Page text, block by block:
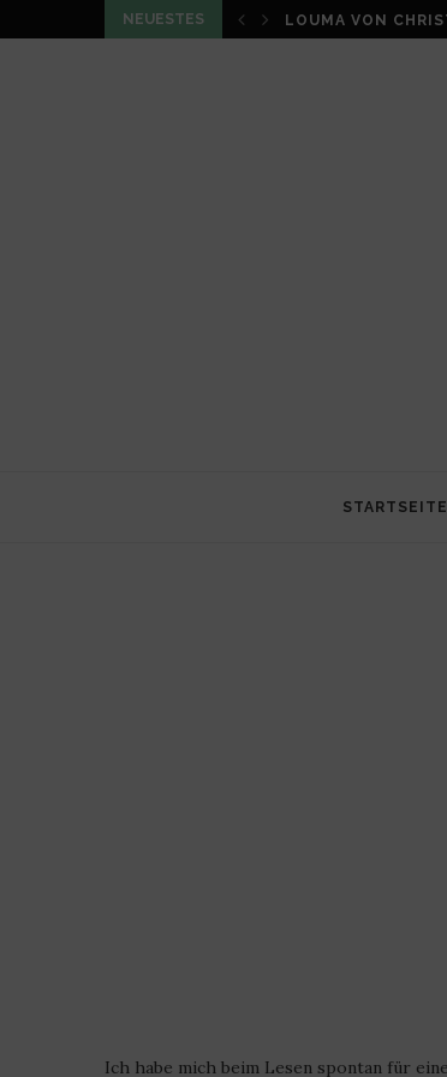
NEUESTES LOUMA VON
STARTSEITE
Ich habe mich beim Lesen spontan für